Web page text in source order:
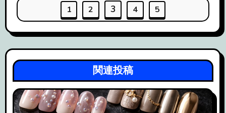
ー
シ
ョ
ン
1 2 3 4 5
関連投稿